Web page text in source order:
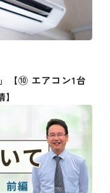
【⑩ エアコン1台